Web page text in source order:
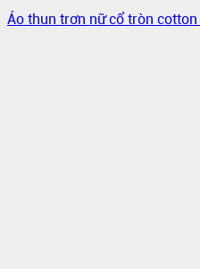
Áo thun trơn nữ cổ tròn